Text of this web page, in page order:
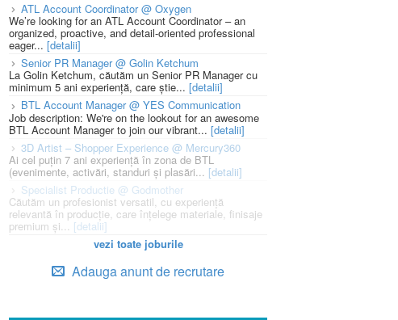
ATL Account Coordinator @ Oxygen
We’re looking for an ATL Account Coordinator – an
organized, proactive, and detail-oriented professional
eager... [detalii]
Senior PR Manager @ Golin Ketchum
La Golin Ketchum, căutăm un Senior PR Manager cu
minimum 5 ani experiență, care știe... [detalii]
BTL Account Manager @ YES Communication
Job description: We're on the lookout for an awesome
BTL Account Manager to join our vibrant... [detalii]
3D Artist – Shopper Experience @ Mercury360
Ai cel puțin 7 ani experiență în zona de BTL
(evenimente, activări, standuri și plasări... [detalii]
Specialist Productie @ Godmother
Căutăm un profesionist versatil, cu experiență
relevantă în producție, care înțelege materiale, finisaje
premium și... [detalii]
vezi toate joburile
Adauga anunt de recrutare